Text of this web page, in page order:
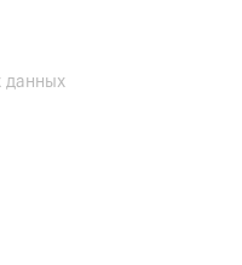
данных